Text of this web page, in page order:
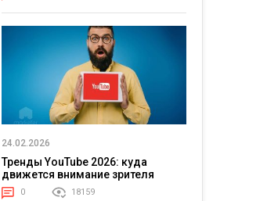
24.02.2026
Тренды YouTube 2026: куда
движется внимание зрителя
0 18159